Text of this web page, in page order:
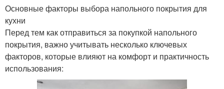
Основные факторы выбора напольного покрытия для
кухни
Перед тем как отправиться за покупкой напольного
покрытия, важно учитывать несколько ключевых
факторов, которые влияют на комфорт и практичность
использования: